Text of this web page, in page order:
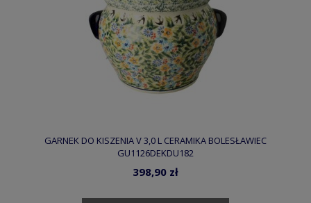
GARNEK DO KISZENIA V 3,0 L CERAMIKA BOLESŁAWIEC
GU1126DEKDU182
398,90 zł